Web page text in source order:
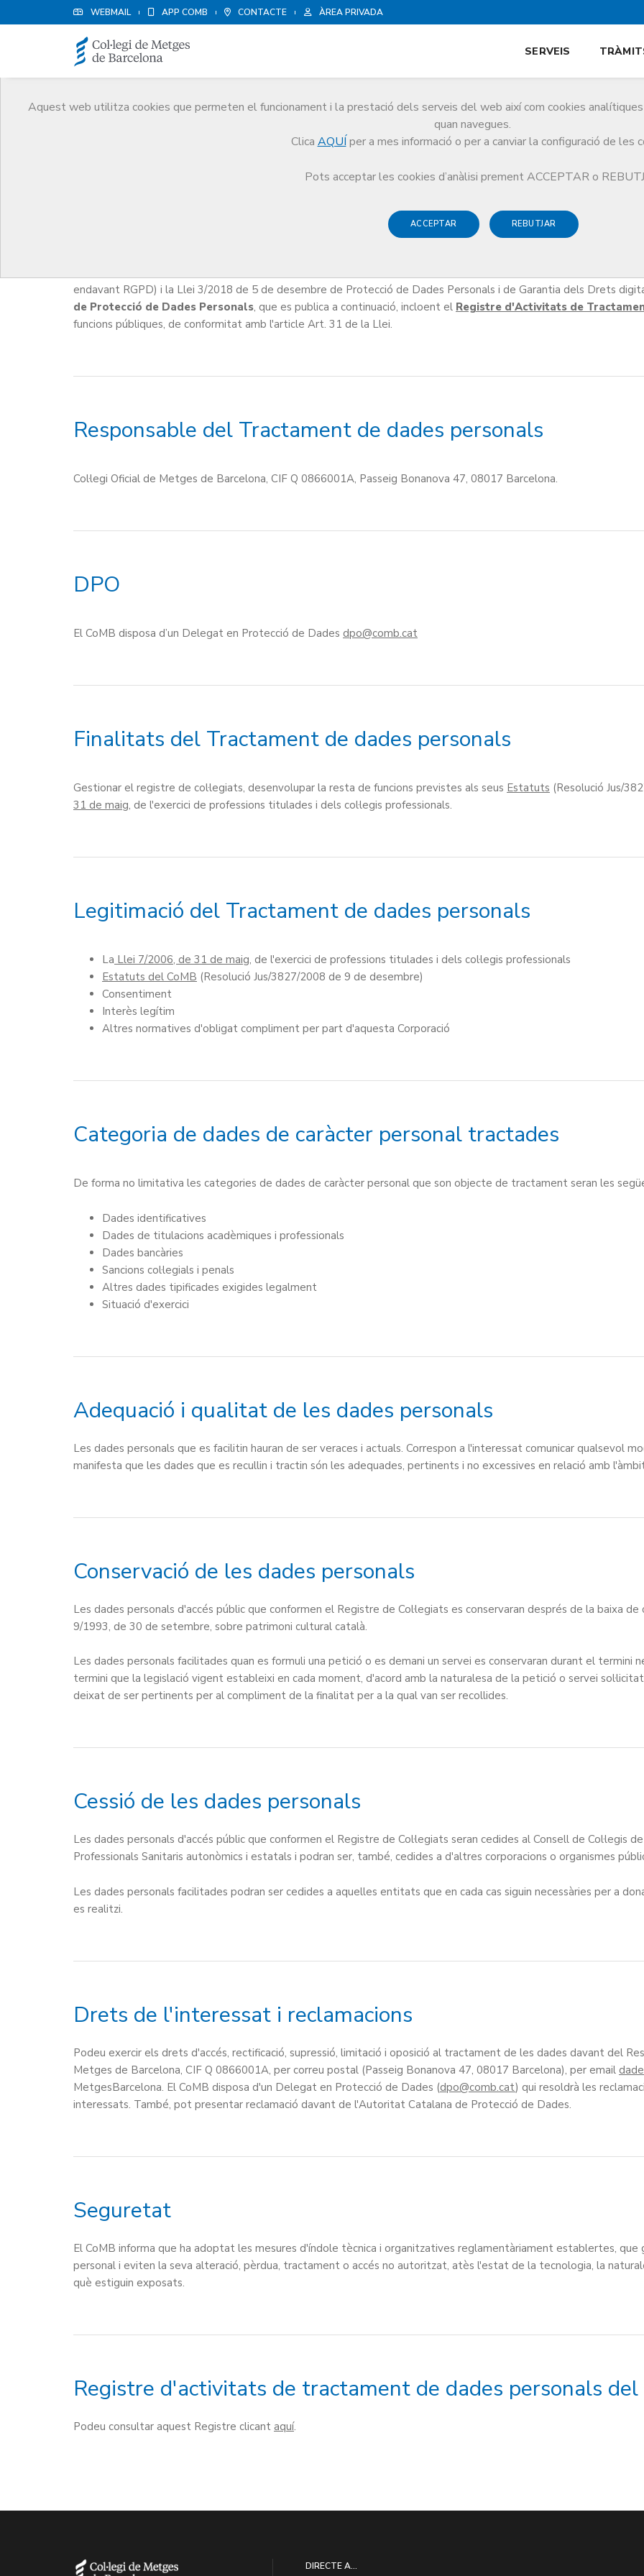
WEBMAIL APP COMB CONTACTE ÀREA PRIVADA
Aquest web utilitza cookies que permeten el funcionament i la prestació dels serveis del web així com cookies
quan navegues.
Clica AQUÍ per a mes informació o per a canviar la configuració de les
Pots acceptar les cookies d’anàlisi prement ACCEPTAR o
ACCEPTAR REBUTJAR
SERVEIS
endavant RGPD) i la Llei 3/2018 de 5 de desembre de Protecció de Dades Personals i de Garantia dels Drets
de Protecció de Dades Personals, que es publica a continuació, incloent el Registre d'Activitats de
funcions públiques, de conformitat amb l'article Art. 31 de la Llei.
Responsable del Tractament de dades personals
Col·legi Oficial de Metges de Barcelona, CIF Q 0866001A, Passeig Bonanova 47, 08017 Barcelona.
DPO
El CoMB disposa d’un Delegat en Protecció de Dades dpo
Finalitats del Tractament de dades personals
Gestionar el registre de col·legiats, desenvolupar la resta de funcions previstes als seus Estatuts (Resolució Jus/
31 de maig, de l'exercici de professions titulades i dels col·legis professionals.
Legitimació del Tractament de dades personals
La Llei 7/2006, de 31 de maig, de l'exercici de professions titulades i dels col·legis professionals
Estatuts del CoMB (Resolució Jus/3827/2008 de 9 de desembre)
Consentiment
Interès legítim
Altres normatives d'obligat compliment per part d'aquesta Corporació
Categoria de dades de caràcter personal tractades
De forma no limitativa les categories de dades de caràcter personal que son objecte de tractament seran les
Dades identificatives
Dades de titulacions acadèmiques i professionals
Dades bancàries
Sancions col·legials i penals
Altres dades tipificades exigides legalment
Situació d'exercici
Adequació i qualitat de les dades personals
Les dades personals que es facilitin hauran de ser veraces i actuals. Correspon a l'interessat comunicar qualsevol
manifesta que les dades que es recullin i tractin són les adequades, pertinents i no excessives en relació amb
Conservació de les dades personals
Les dades personals d'accés públic que conformen el Registre de Col·legiats es conservaran després de la baixa
9/1993, de 30 de setembre, sobre patrimoni cultural català.
Les dades personals facilitades quan es formuli una petició o es demani un servei es conservaran durant el termini
termini que la legislació vigent estableixi en cada moment, d'acord amb la naturalesa de la petició o servei
deixat de ser pertinents per al compliment de la finalitat per a la qual van ser recollides.
Cessió de les dades personals
Les dades personals d'accés públic que conformen el Registre de Col·legiats seran cedides al Consell de Col·legis
Professionals Sanitaris autonòmics i estatals i podran ser, també, cedides a d'altres corporacions o organismes
Les dades personals facilitades podran ser cedides a aquelles entitats que en cada cas siguin necessàries per a
es realitzi.
Drets de l'interessat i reclamacions
Podeu exercir els drets d'accés, rectificació, supressió, limitació i oposició al tractament de les dades davant del
Metges de Barcelona, CIF Q 0866001A, per correu postal (Passeig Bonanova 47, 08017 Barcelona), per email
MetgesBarcelona. El CoMB disposa d'un Delegat en Protecció de Dades (dpo
) qui resoldrà les
interessats. També, pot presentar reclamació davant de l'Autoritat Catalana de Protecció de Dades.
Seguretat
El CoMB informa que ha adoptat les mesures d'índole tècnica i organitzatives reglamentàriament establertes,
personal i eviten la seva alteració, pèrdua, tractament o accés no autoritzat, atès l'estat de la tecnologia, la
què estiguin exposats.
Registre d'activitats de tractament de dades personals
Podeu consultar aquest Registre clicant aquí.
DIRECTE A...